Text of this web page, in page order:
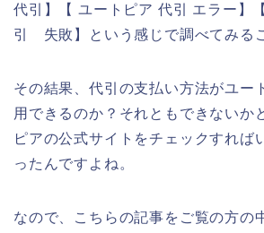
代引】【 ユートピア 代引 エラー】
引 失敗】という感じで調べてみる
その結果、代引の支払い方法がユー
用できるのか？それともできないか
ピアの公式サイトをチェックすれば
ったんですよね。
なので、こちらの記事をご覧の方の